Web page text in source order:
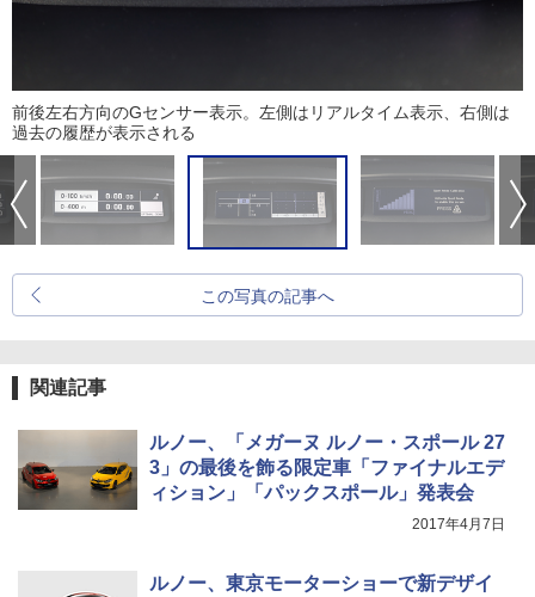
前後左右方向のGセンサー表示。左側はリアルタイム表示、右側は
過去の履歴が表示される
この写真の記事へ
関連記事
ルノー、「メガーヌ ルノー・スポール 27
3」の最後を飾る限定車「ファイナルエデ
ィション」「パックスポール」発表会
2017年4月7日
ルノー、東京モーターショーで新デザイ